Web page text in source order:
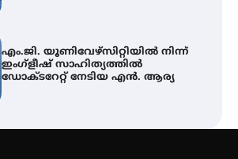
എം.ജി. യൂണിവേഴ്‌സിറ്റിയിൽ നിന്ന്
ഇംഗ്ളീഷ് സാഹിത്യത്തിൽ
ഡോക്ടറേറ്റ് നേടിയ എൻ. ആര്യ